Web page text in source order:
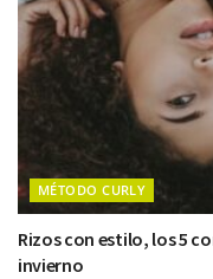
MÉTODO CURLY
Rizos con estilo, los 5
invierno